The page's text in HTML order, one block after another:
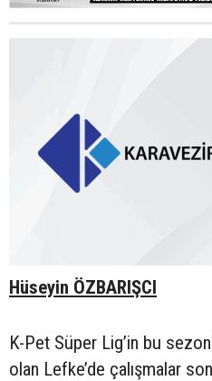
Hüseyin ÖZBARIŞCI
K-Pet Süper Lig’in bu
olan Lefke’de çalışmalar